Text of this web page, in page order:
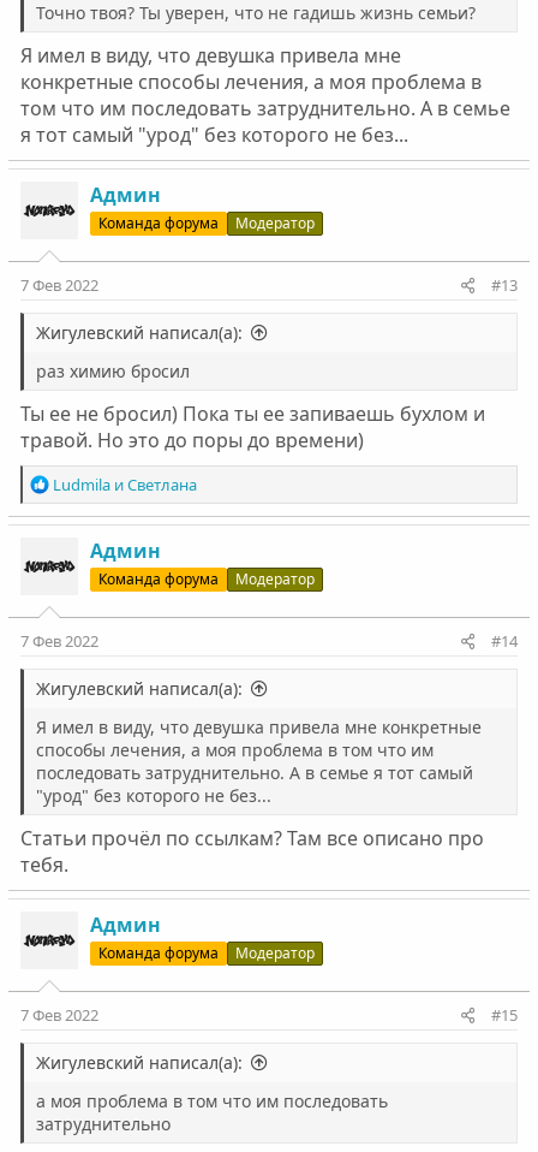
Точно твоя? Ты уверен, что не гадишь жизнь семьи?
Я имел в виду, что девушка привела мне
конкретные способы лечения, а моя проблема в
том что им последовать затруднительно. А в семье
я тот самый "урод" без которого не без...
Админ
Команда форума Модератор
7 Фев 2022 #13
Жигулевский написал(а):
раз химию бросил
Ты ее не бросил) Пока ты ее запиваешь бухлом и
травой. Но это до поры до времени)
Р
е
а
ц
и
:
LudmilaиСветлана
Админ
Команда форума Модератор
7 Фев 2022 #14
Жигулевский написал(а):
Я имел в виду, что девушка привела мне конкретные
способы лечения, а моя проблема в том что им
последовать затруднительно. А в семье я тот самый
"урод" без которого не без...
Статьи прочёл по ссылкам? Там все описано про
тебя.
Админ
Команда форума Модератор
7 Фев 2022 #15
Жигулевский написал(а):
а моя проблема в том что им последовать
затруднительно